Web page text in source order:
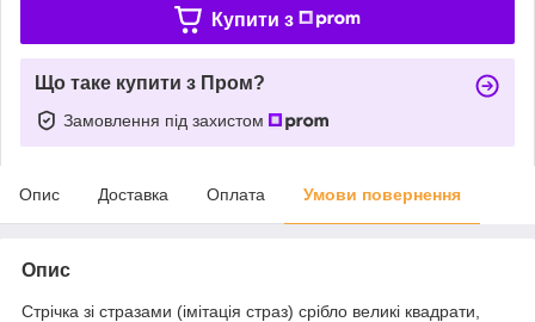
Купити з
Що таке купити з Пром?
Замовлення під захистом
Опис Доставка Оплата Умови повернення
Опис
Стрічка зі стразами (імітація страз) срібло великі квадрати,